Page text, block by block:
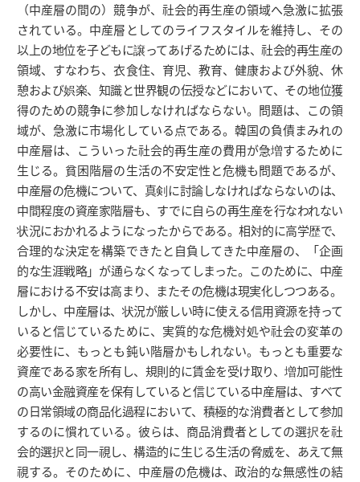
（中産層の間の）競争が、社会的再生産の領域へ急激に拡張
されている。中産層としてのライフスタイルを維持し、その
以上の地位を子どもに譲ってあげるためには、社会的再生産の
領域、すなわち、衣食住、育児、教育、健康および外貌、休
憩および娯楽、知識と世界観の伝授などにおいて、その地位獲
得のための競争に参加しなければならない。問題は、この領
域が、急激に市場化している点である。韓国の負債まみれの
中産層は、こういった社会的再生産の費用が急増するために
生じる。貧困階層の生活の不安定性と危機も問題であるが、
中産層の危機について、真剣に討論しなければならないのは、
中間程度の資産家階層も、すでに自らの再生産を行なわれない
状況におかれるようになったからである。相対的に高学歴で、
合理的な決定を構築できたと自負してきた中産層の、「企画
的な生涯戦略」が通らなくなってしまった。このために、中産
層における不安は高まり、またその危機は現実化しつつある。
しかし、中産層は、状況が厳しい時に使える信用資源を持って
いると信じているために、実質的な危機対処や社会の変革の
必要性に、もっとも鈍い階層かもしれない。もっとも重要な
資産である家を所有し、規則的に賃金を受け取り、増加可能性
の高い金融資産を保有していると信じている中産層は、すべて
の日常領域の商品化過程において、積極的な消費者として参加
するのに慣れている。彼らは、商品消費者としての選択を社
会的選択と同一視し、構造的に生じる生活の脅威を、あえて無
視する。そのために、中産層の危機は、政治的な無感性の結